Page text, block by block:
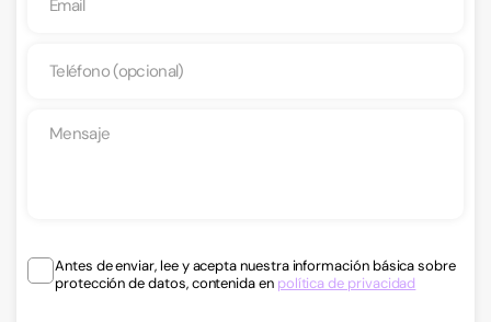
Antes de enviar, lee y acepta nuestra información básica sobre
protección de datos, contenida en política de privacidad